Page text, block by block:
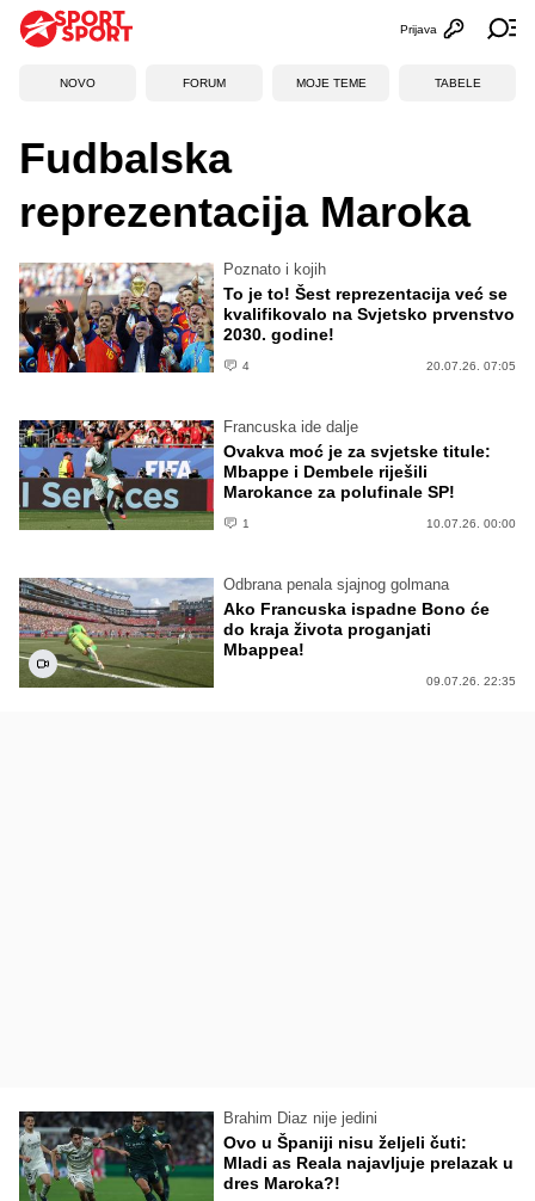
Otvori
Prijava
NOVO FORUM MOJE TEME TABELE
Fudbalska
reprezentacija Maroka
Poznato i kojih
To je to! Šest reprezentacija već se
kvalifikovalo na Svjetsko prvenstvo
2030. godine!
4 20.07.26. 07:05
Francuska ide dalje
Ovakva moć je za svjetske titule:
Mbappe i Dembele riješili
Marokance za polufinale SP!
1 10.07.26. 00:00
Odbrana penala sjajnog golmana
Ako Francuska ispadne Bono će
do kraja života proganjati
Mbappea!
09.07.26. 22:35
Brahim Diaz nije jedini
Ovo u Španiji nisu željeli čuti:
Mladi as Reala najavljuje prelazak u
dres Maroka?!